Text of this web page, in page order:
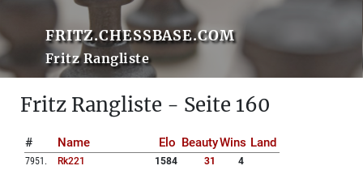
FRITZ.CHESSBASE.COM
Fritz Rangliste
Fritz Rangliste - Seite 160
# Name Elo BeautyWins Land
7951 . Rk221 1584 31
4